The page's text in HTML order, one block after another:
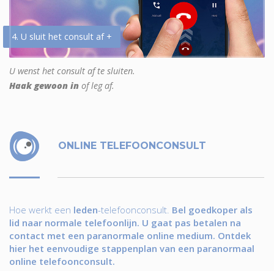
4. U sluit het consult af +
U wenst het consult af te sluiten.
Haak gewoon in of leg af.
ONLINE TELEFOONCONSULT
Hoe werkt een leden-telefoonconsult. Bel goedkoper als
lid naar normale telefoonlijn. U gaat pas betalen na
contact met een paranormale online medium. Ontdek
hier het eenvoudige stappenplan van een paranormaal
online telefoonconsult.